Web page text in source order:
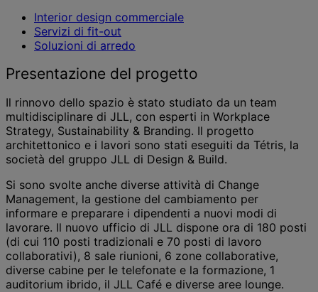
Interior design commerciale
Servizi di fit-out
Soluzioni di arredo
Presentazione del progetto
Il rinnovo dello spazio è stato studiato da un team
multidisciplinare di JLL, con esperti in Workplace
Strategy, Sustainability & Branding. Il progetto
architettonico e i lavori sono stati eseguiti da Tétris, la
società del gruppo JLL di Design & Build.
Si sono svolte anche diverse attività di Change
Management, la gestione del cambiamento per
informare e preparare i dipendenti a nuovi modi di
lavorare. Il nuovo ufficio di JLL dispone ora di 180 posti
(di cui 110 posti tradizionali e 70 posti di lavoro
collaborativi), 8 sale riunioni, 6 zone collaborative,
diverse cabine per le telefonate e la formazione, 1
auditorium ibrido, il JLL Café e diverse aree lounge.